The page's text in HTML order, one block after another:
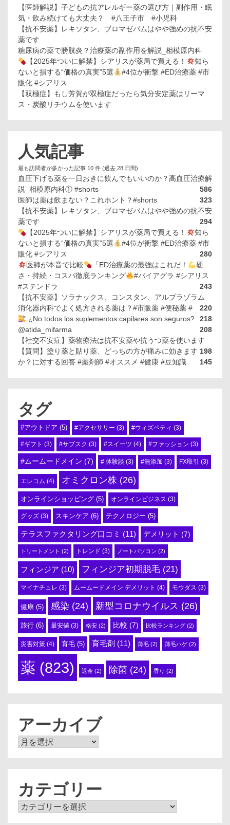
【医師解説】子どもの抗アレルギー薬の選び方｜副作用・眠
気・飲み続けても大丈夫？ #八王子市 #小児科
【抗不安薬】レキソタン、ブロマゼパムはやや強めの抗不安
薬です
糖尿病の薬で膀胱炎？治療薬の副作用を解説_相模原内科
【2025年ついに解禁】シアリスが薬局で買える！
知ら
ないと損する“価格の真実”5選
#4位が衝撃 #ED治療薬 #市
販化 #シアリス
【双極症】もし芳賀が双極症だったら気分安定薬はリーマ
ス・炭酸リチウムを使います
人気記事
最も訪問者が多かった記事 10 件 (過去 28 日間)
血圧下げる薬を一日おきに飲んでもいいのか？高血圧治療解
説_相模原内科① #shorts
586
医師は薬は飲まない？これホント？#shorts
323
【抗不安薬】レキソタン、ブロマゼパムはやや強めの抗不安
薬です
294
【2025年ついに解禁】シアリスが薬局で買える！
知ら
ないと損する“価格の真実”5選
#4位が衝撃 #ED治療薬 #市
販化 #シアリス
280
医師が本音で比較
「ED治療薬の最強はこれだ！
硬
さ・持続・コスパ徹底ランキング
#バイアグラ #シアリス
#ステンドラ
243
【抗不安薬】ソラナックス、コンスタン、アルプラゾラム
220
消化器内科でよく処方される薬は？#市販薬 #便秘薬 #
218
¿No todos los suplementos capilares son seguros?
@atida_mifarma
208
【社交不安症】薬物療法は抗不安薬や抗うつ薬を使います
198
【質問】塗り薬と貼り薬、どっちの方が痛みに効きます
か？に対する回答 #薬剤師 #オススメ #健康 #豆知識
145
タグ
#アウトドア (5) #アクセサリー (3) #ウィズペティ (3)
#ギフト (3) #サブスク (3) #スイーツ (4) #ファッション (3)
#ムームードメイン (7) # 体験談 (3) #無添加 (3) FX取引 (3)
エレコム (4) オミクロン株 (26)
オンラインショッピング (5) オンラインビジネス (3)
グッズ (3) スキンケア (6) テクノロジー (5)
テラスファクタリング口コミ (11) デメリット (7)
トリートメント (2) トレンド (3) ノートパソコン (2)
フィンジア (10) フィンジア初期脱毛 (21)
マイナチュレ (3) ムームードメイン デメリット (4) モウダス (3)
健康 (5) 感染 (24) 新型コロナウイルス (26)
旅行 (6) 最安値 (3) 格安 (2) 比較 (7) 比較ランキング (2)
災害対策 (4) 育毛 (5) 育毛剤 (11) 薄毛 (2) 薄毛ハゲ(2)
薬 (823) 返金 (2) 除菌 (24) 香り (2)
アーカイブ
ア
カテゴリー
カ